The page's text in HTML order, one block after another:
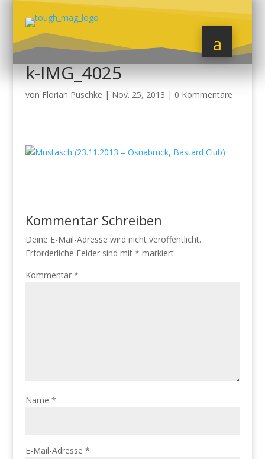
k-IMG_4025
von Florian Puschke | Nov. 25, 2013 | 0 Kommentare
Kommentar Schreiben
Deine E-Mail-Adresse wird nicht veröffentlicht.
Erforderliche Felder sind mit * markiert
Kommentar *
Name *
E-Mail-Adresse *